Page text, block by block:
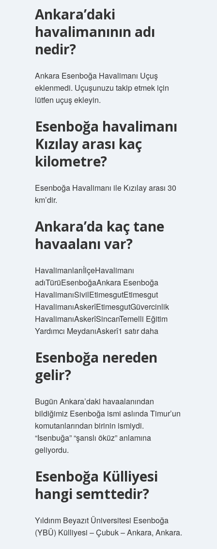
Ankara’daki
havalimanının adı
nedir?
Ankara Esenboğa Havalimanı Uçuş
eklenmedi. Uçuşunuzu takip etmek için
lütfen uçuş ekleyin.
Esenboğa havalimanı
Kızılay arası kaç
kilometre?
Esenboğa Havalimanı ile Kızılay arası 30
km’dir.
Ankara’da kaç tane
havaalanı var?
HavalimanlarıİlçeHavalimanı
adıTürüEsenboğaAnkara Esenboğa
HavalimanıSivilEtimesgutEtimesgut
HavalimanıAskerîEtimesgutGüvercinlik
HavalimanıAskerîSincanTemelli Eğitim
Yardımcı MeydanıAskerî1 satır daha
Esenboğa nereden
gelir?
Bugün Ankara’daki havaalanından
bildiğimiz Esenboğa ismi aslında Timur’un
komutanlarından birinin ismiydi.
“Isenbuğa” “şanslı öküz” anlamına
geliyordu.
Esenboğa Külliyesi
hangi semttedir?
Yıldırım Beyazıt Üniversitesi Esenboğa
(YBÜ) Külliyesi – Çubuk – Ankara, Ankara.